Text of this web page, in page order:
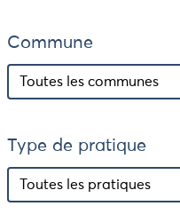
Commune
Commune
Commune
Type de pratique
Type de pratique
Type de pratique